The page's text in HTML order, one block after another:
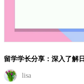
留学日本必备的口语技巧
lisa